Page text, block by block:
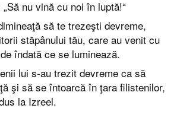
nu vină cu noi în luptă!“
să te trezeşti devreme,
stăpânului tău, care au venit cu
îndată ce se luminează.
lui s-au trezit devreme ca să
şi să se întoarcă în ţara filistenilor,
la Izreel.